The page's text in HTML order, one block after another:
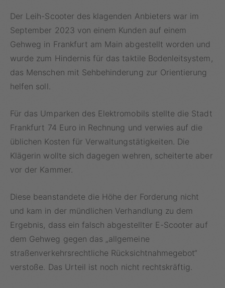
Der Leih-Scooter des klagenden Anbieters war im
September 2023 von einem Kunden auf einem
Gehweg in Frankfurt am Main abgestellt worden und
wurde zum Hindernis für das taktile Bodenleitsystem,
das Menschen mit Sehbehinderung zur Orientierung
helfen soll.
Für das Umparken des Elektromobils stellte die Stadt
Frankfurt 74 Euro in Rechnung und verwies auf die
üblichen Kosten für Verwaltungstätigkeiten. Die
Klägerin wollte sich dagegen wehren, scheiterte aber
vor der Kammer.
Diese beanstandete die Höhe der Forderung nicht
und kam in der mündlichen Verhandlung zu dem
Ergebnis, dass ein falsch abgestellter E-Scooter auf
dem Gehweg gegen das „allgemeine
straßenverkehrsrechtliche Rücksichtnahmegebot“
verstoße. Das Urteil ist noch nicht rechtskräftig.